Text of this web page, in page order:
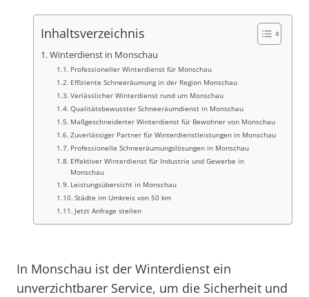
Inhaltsverzeichnis
Winterdienst in Monschau
Professioneller Winterdienst für Monschau
Effiziente Schneeräumung in der Region Monschau
Verlässlicher Winterdienst rund um Monschau
Qualitätsbewusster Schneeräumdienst in Monschau
Maßgeschneiderter Winterdienst für Bewohner von Monschau
Zuverlässiger Partner für Winterdienstleistungen in Monschau
Professionelle Schneeräumungslösungen in Monschau
Effektiver Winterdienst für Industrie und Gewerbe in
Monschau
Leistungsübersicht in Monschau
Städte im Umkreis von 50 km
Jetzt Anfrage stellen
In Monschau ist der Winterdienst ein
unverzichtbarer Service, um die Sicherheit und